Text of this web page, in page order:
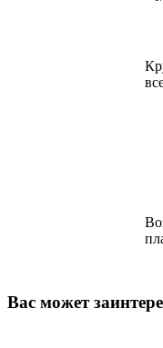
Вас может